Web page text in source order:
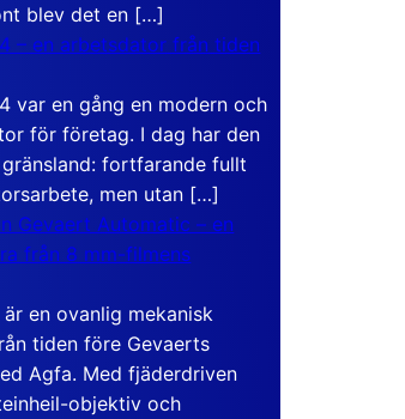
blev det en […]
– en arbetsdator från tiden
var en gång en modern och
för företag. I dag har den
fortfarande fullt
men utan […]
Gevaert Automatic – en
från 8 mm-filmens
en ovanlig mekanisk
tiden före Gevaerts
Agfa. Med fjäderdriven
objektiv och